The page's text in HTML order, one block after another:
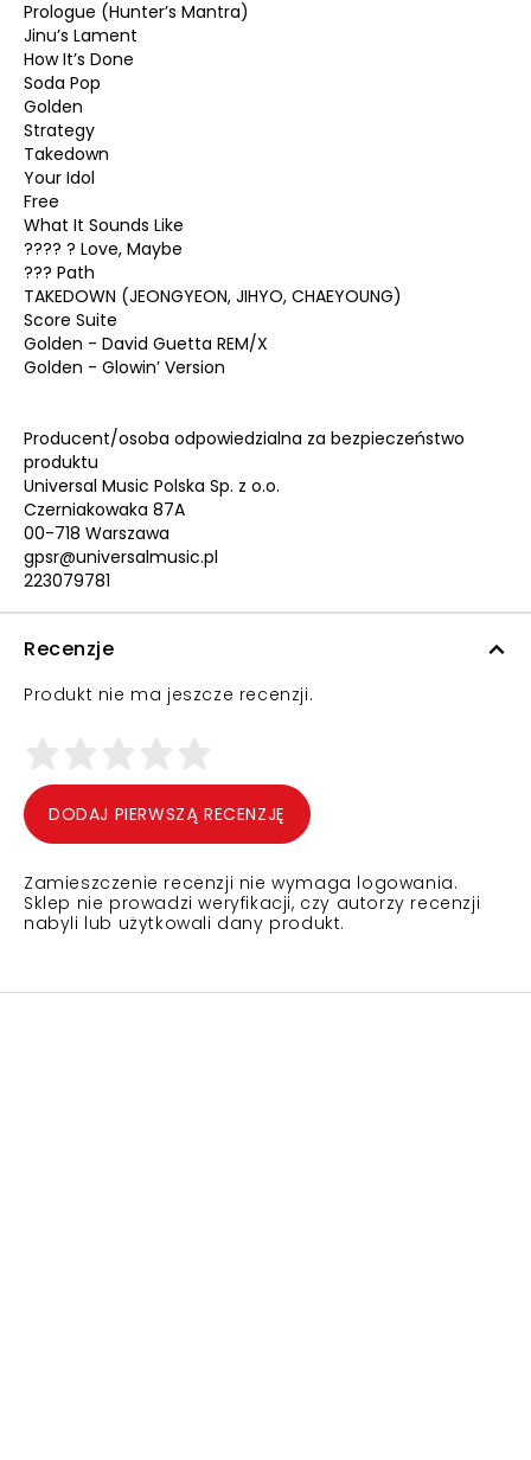
Prologue (Hunter’s Mantra)
Jinu’s Lament
How It’s Done
Soda Pop
Golden
Strategy
Takedown
Your Idol
Free
What It Sounds Like
???? ? Love, Maybe
??? Path
TAKEDOWN (JEONGYEON, JIHYO, CHAEYOUNG)
Score Suite
Golden - David Guetta REM/X
Golden - Glowin’ Version
Producent/osoba odpowiedzialna za bezpieczeństwo
produktu
Universal Music Polska Sp. z o.o.
Czerniakowaka 87A
00-718 Warszawa
gpsr@universalmusic.pl
223079781
Recenzje
Produkt nie ma jeszcze recenzji.
DODAJ PIERWSZĄ RECENZJĘ
Zamieszczenie recenzji nie wymaga logowania.
Sklep nie prowadzi weryfikacji, czy autorzy recenzji
nabyli lub użytkowali dany produkt.